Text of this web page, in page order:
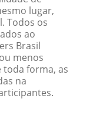
lugar,
Todos os
ao
Brasil
menos
toda forma, as
na